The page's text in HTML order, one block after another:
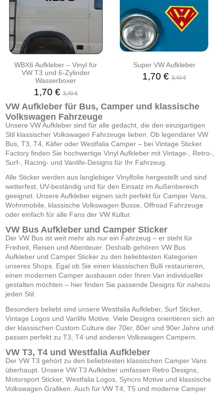
WBX6 Aufkleber – Vinyl für
VW T3 und 6-Zylinder
Wasserboxer
1,70 €3,40 €
Super VW Aufkleber
1,70 €3,40 €
VW Aufkleber für Bus, Camper und klassische
Volkswagen Fahrzeuge
Unsere VW Aufkleber sind für alle gedacht, die den einzigartigen
Stil klassischer Volkswagen Fahrzeuge lieben. Ob legendärer VW
Bus, T3, T4, Käfer oder Westfalia Camper – bei Vintage Sticker
Factory finden Sie hochwertige Vinyl Aufkleber mit Vintage-, Retro-,
Surf-, Racing- und Vanlife-Designs für Ihr Fahrzeug.
Alle Sticker werden aus langlebiger Vinylfolie hergestellt und sind
wetterfest, UV-beständig und für den Einsatz im Außenbereich
geeignet. Unsere Aufkleber eignen sich perfekt für Camper Vans,
Wohnmobile, klassische Volkswagen Busse, Offroad Fahrzeuge
oder einfach für alle Fans der VW Kultur.
VW Bus Aufkleber und Camper Sticker
Der VW Bus ist weit mehr als nur ein Fahrzeug – er steht für
Freiheit, Reisen und Abenteuer. Deshalb gehören VW Bus
Aufkleber und Camper Sticker zu den beliebtesten Kategorien
unseres Shops. Egal ob Sie einen klassischen Bulli restaurieren,
einen modernen Camper ausbauen oder Ihren Van individueller
gestalten möchten – hier finden Sie passende Designs für nahezu
jeden Stil.
Besonders beliebt sind unsere Westfalia Aufkleber, Surf Sticker,
Vintage Logos und Vanlife Motive. Viele Designs orientieren sich an
der klassischen Custom Culture der 70er, 80er und 90er Jahre und
passen perfekt zu T3, T4 und anderen Volkswagen Campern.
VW T3, T4 und Westfalia Aufkleber
Der VW T3 gehört zu den beliebtesten klassischen Camper Vans
überhaupt. Unsere VW T3 Aufkleber umfassen Retro Designs,
Motorsport Sticker, Westfalia Logos, Syncro Motive und klassische
Volkswagen Grafiken. Auch für VW T4, T5 und moderne Camper